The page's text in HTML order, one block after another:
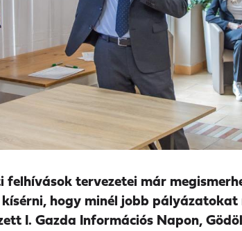
tervezetei már
hogy minél jobb
I. Gazda Információs Napon,